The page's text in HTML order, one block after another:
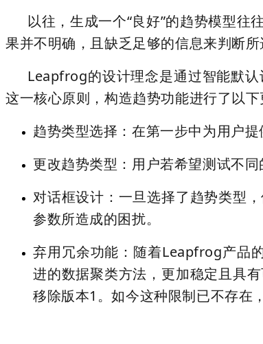
以往，生成一个“良好”的趋势模型
果并不明确，且缺乏足够的信息来判断所
Leapfrog的设计理念是通过智能默
这一核心原则，构造趋势功能进行了以下
趋势类型选择：在第一步中为用户提
更改趋势类型：用户若希望测试不
对话框设计：一旦选择了趋势类型
参数所造成的困扰。
弃用冗余功能：随着Leapfrog产品
进的数据聚类方法，更加稳定且具
移除版本1。如今这种限制已不存在